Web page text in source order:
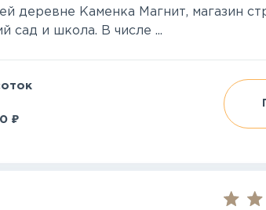
деревне Каменка Магнит, магазин
сад и школа. В числе ...
₽